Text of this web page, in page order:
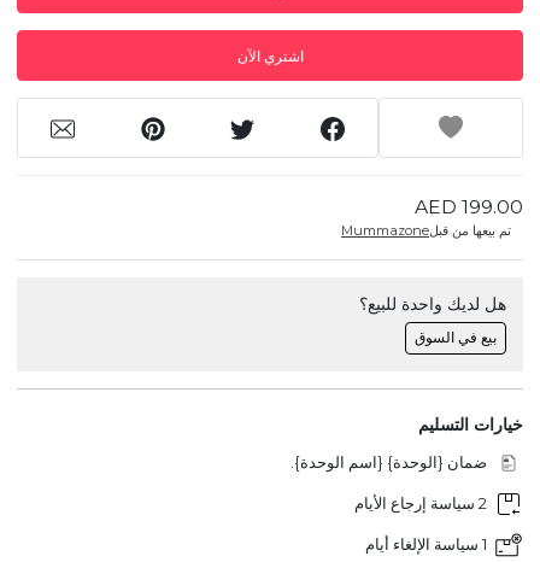
اشتري الآن
AED 199.00
تم بيعها من قبلMummazone
هل لديك واحدة للبيع؟
بيع في السوق
خيارات التسليم
ضمان {الوحدة} {اسم الوحدة}.
2 سياسة إرجاع الأيام
1 سياسة الإلغاء أيام